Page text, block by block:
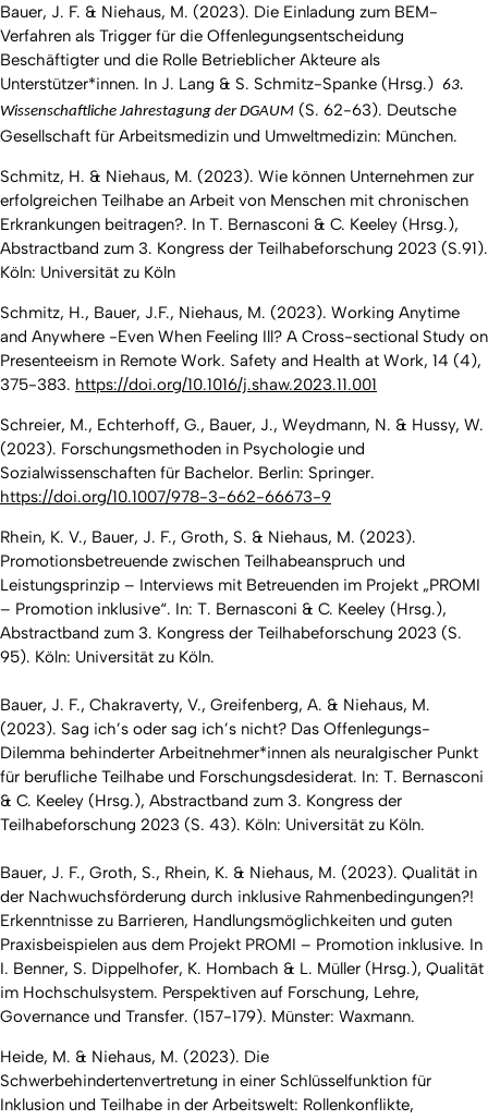
Bauer, J. F. & Niehaus, M. (2023). Die Einladung zum BEM-
Verfahren als Trigger für die Offenlegungsentscheidung
Beschäftigter und die Rolle Betrieblicher Akteure als
Unterstützer*innen. In J. Lang & S. Schmitz-Spanke (Hrsg.) 63.
Wissenschaftliche Jahrestagung der DGAUM (S. 62-63). Deutsche
Gesellschaft für Arbeitsmedizin und Umweltmedizin: München.
Schmitz, H. & Niehaus, M. (2023). Wie können Unternehmen zur
erfolgreichen Teilhabe an Arbeit von Menschen mit chronischen
Erkrankungen beitragen?. In T. Bernasconi & C. Keeley (Hrsg.),
Abstractband zum 3. Kongress der Teilhabeforschung 2023 (S.91).
Köln: Universität zu Köln
Schmitz, H., Bauer, J.F., Niehaus, M. (2023). Working Anytime
and Anywhere -Even When Feeling Ill? A Cross-sectional Study on
Presenteeism in Remote Work. Safety and Health at Work, 14 (4),
375-383. https://doi.org/10.1016/j.shaw.2023.11.001
Schreier, M., Echterhoff, G., Bauer, J., Weydmann, N. & Hussy, W.
(2023). Forschungsmethoden in Psychologie und
Sozialwissenschaften für Bachelor. Berlin: Springer.
https://doi.org/10.1007/978-3-662-66673-9
Rhein, K. V., Bauer, J. F., Groth, S. & Niehaus, M. (2023).
Promotionsbetreuende zwischen Teilhabeanspruch und
Leistungsprinzip – Interviews mit Betreuenden im Projekt „PROMI
– Promotion inklusive“. In: T. Bernasconi & C. Keeley (Hrsg.),
Abstractband zum 3. Kongress der Teilhabeforschung 2023 (S.
95). Köln: Universität zu Köln.
Bauer, J. F., Chakraverty, V., Greifenberg, A. & Niehaus, M.
(2023). Sag ich’s oder sag ich’s nicht? Das Offenlegungs-
Dilemma behinderter Arbeitnehmer*innen als neuralgischer Punkt
für berufliche Teilhabe und Forschungsdesiderat. In: T. Bernasconi
& C. Keeley (Hrsg.), Abstractband zum 3. Kongress der
Teilhabeforschung 2023 (S. 43). Köln: Universität zu Köln.
Bauer, J. F., Groth, S., Rhein, K. & Niehaus, M. (2023). Qualität in
der Nachwuchsförderung durch inklusive Rahmenbedingungen?!
Erkenntnisse zu Barrieren, Handlungsmöglichkeiten und guten
Praxisbeispielen aus dem Projekt PROMI – Promotion inklusive. In
I. Benner, S. Dippelhofer, K. Hombach & L. Müller (Hrsg.), Qualität
im Hochschulsystem. Perspektiven auf Forschung, Lehre,
Governance und Transfer. (157-179). Münster: Waxmann.
Heide, M. & Niehaus, M. (2023). Die
Schwerbehindertenvertretung in einer Schlüsselfunktion für
Inklusion und Teilhabe in der Arbeitswelt: Rollenkonflikte,